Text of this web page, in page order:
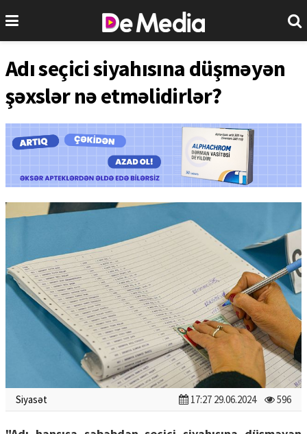
Adı seçici siyahısına düşməyən
şəxslər nə etməlidirlər?
Siyasət 17:27 29.06.2024 596